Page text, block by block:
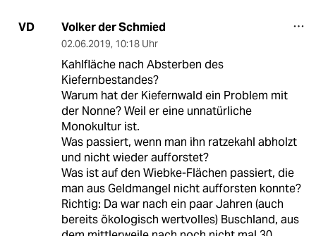
VD Volker der Schmied
02.06.2019, 10:18 Uhr
Kahlfläche nach Absterben des
Kiefernbestandes?
Warum hat der Kiefernwald ein Problem mit
der Nonne? Weil er eine unnatürliche
Monokultur ist.
Was passiert, wenn man ihn ratzekahl abholzt
und nicht wieder aufforstet?
Was ist auf den Wiebke-Flächen passiert, die
man aus Geldmangel nicht aufforsten konnte?
Richtig: Da war nach ein paar Jahren (auch
bereits ökologisch wertvolles) Buschland, aus